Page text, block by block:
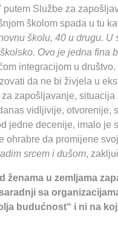
Službe za
školom spada u tu
školu, 40 u drugu.
Ovo je jedna fina
integracijom u
da ne bi živjela u
zapošljavanje,
vidljivije,
jedne decenije, imalo
da promijene
srcem i dušom,
u zemljama
sa
budućnost“ i ni na